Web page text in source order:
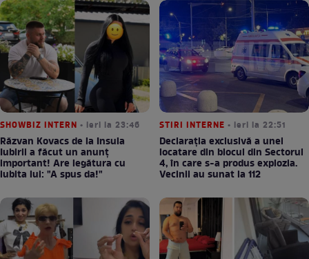
SHOWBIZ INTERN • ieri la 23:46
Răzvan Kovacs de la Insula
Iubirii a făcut un anunț
important! Are legătura cu
iubita lui: "A spus da!"
STIRI INTERNE • ieri la 22:51
Declarația exclusivă a unei
locatare din blocul din Sectorul
4, în care s-a produs explozia.
Vecinii au sunat la 112